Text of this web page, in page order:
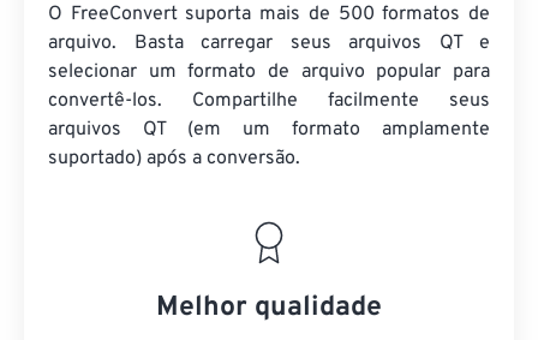
O FreeConvert suporta mais de 500 formatos de
arquivo. Basta carregar seus arquivos QT e
selecionar um formato de arquivo popular para
convertê-los. Compartilhe facilmente seus
arquivos QT (em um formato amplamente
suportado) após a conversão.
Melhor qualidade